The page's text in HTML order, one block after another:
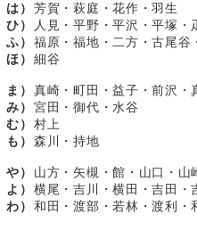
は） 芳賀・萩庭・花作・羽生
ひ）
人見・平野・平沢・平塚・
ふ） 福原・福地・二方・古尾谷
ほ） 細谷
ま） 真崎・町田・益子・前沢・
み） 宮田・御代・水谷
む） 村上
も） 森川・持地
や）
山方・矢槻・館・山口・山
よ） 横尾・吉川・横田・吉田・
わ） 和田・渡部・若林・渡利・